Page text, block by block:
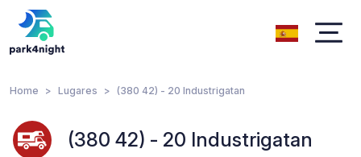
Home Lugares (380 42) - 20 Industrigatan
(380 42) - 20 Industrigatan